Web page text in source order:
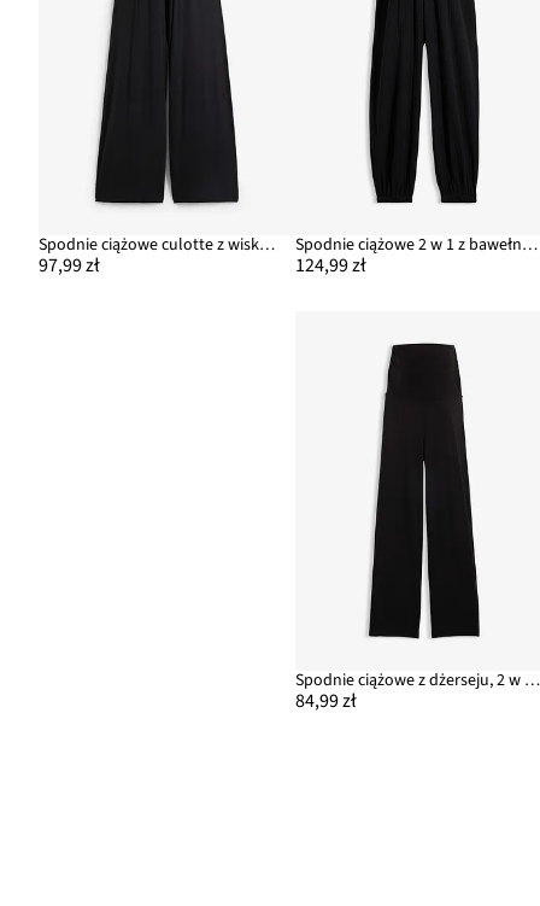
Spodnie ciążowe culotte z wiskozy, o kroju loose fit
97,99 zł
Spodnie ciążowe 2 w 1 z bawełnianego muślinu na okres ciąży i po nim
124,99 zł
Spodnie ciążowe z dżerseju, 2 w 1, z podwijanym pasem
84,99 zł